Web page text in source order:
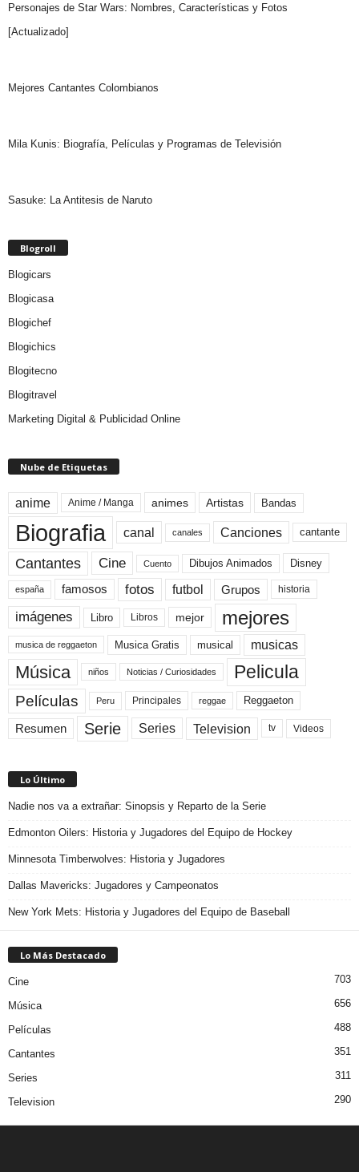
Personajes de Star Wars: Nombres, Características y Fotos
[Actualizado]
Mejores Cantantes Colombianos
Mila Kunis: Biografía, Películas y Programas de Televisión
Sasuke: La Antitesis de Naruto
Blogroll
Blogicars
Blogicasa
Blogichef
Blogichics
Blogitecno
Blogitravel
Marketing Digital & Publicidad Online
Nube de Etiquetas
anime Anime / Manga animes Artistas Bandas
Biografia canal canales Canciones cantante
Cantantes Cine Cuento Dibujos Animados Disney
españa famosos fotos futbol Grupos historia
imágenes Libro Libros mejor mejores
musica de reggaeton Musica Gratis musical musicas
Música niños Noticias / Curiosidades Pelicula
Películas Peru Principales reggae Reggaeton
Resumen Serie Series Television tv Videos
Lo Último
Nadie nos va a extrañar: Sinopsis y Reparto de la Serie
Edmonton Oilers: Historia y Jugadores del Equipo de Hockey
Minnesota Timberwolves: Historia y Jugadores
Dallas Mavericks: Jugadores y Campeonatos
New York Mets: Historia y Jugadores del Equipo de Baseball
Lo Más Destacado
Cine 703
Música 656
Películas 488
Cantantes 351
Series 311
Television 290